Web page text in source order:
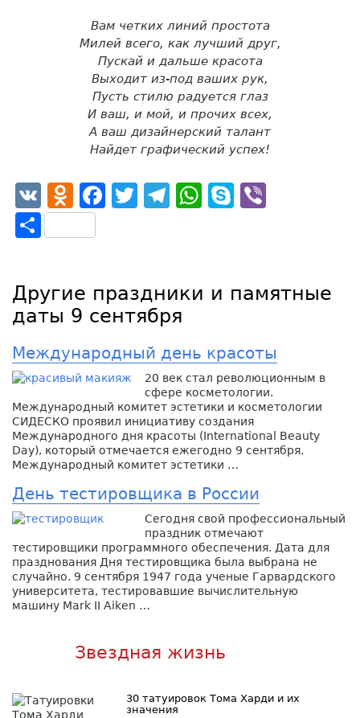
Вам четких линий простота
Милей всего, как лучший друг,
Пускай и дальше красота
Выходит из-под ваших рук,
Пусть стилю радуется глаз
И ваш, и мой, и прочих всех,
А ваш дизайнерский талант
Найдет графический успех!
VK Odnoklassniki
Facebook
Twitter
Telegram
WhatsApp
Skype
Отправить
Другие праздники и памятные
даты 9 сентября
Международный день красоты
20 век стал революционным в
сфере косметологии.
Международный комитет эстетики и косметологии
СИДЕСКО проявил инициативу создания
Международного дня красоты (International Beauty
Day), который отмечается ежегодно 9 сентября.
Международный комитет эстетики …
День тестировщика в России
Сегодня свой профессиональный
праздник отмечают
тестировщики программного обеспечения. Дата для
празднования Дня тестировщика была выбрана не
случайно. 9 сентября 1947 года ученые Гарвардского
университета, тестировавшие вычислительную
машину Mark II Aiken …
Звездная жизнь
30 татуировок Тома Харди и их
значения